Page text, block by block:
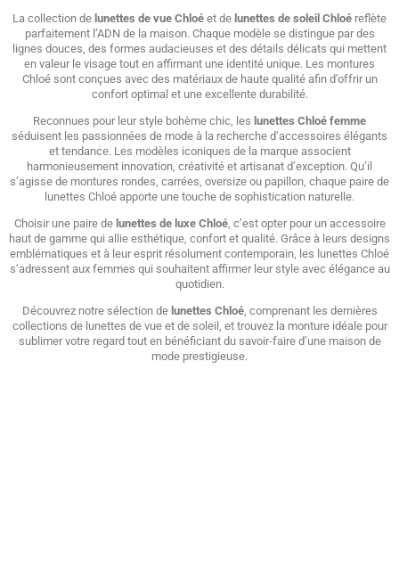
La collection de lunettes de vue Chloé et de lunettes de soleil Chloé reflète
parfaitement l’ADN de la maison. Chaque modèle se distingue par des
lignes douces, des formes audacieuses et des détails délicats qui mettent
en valeur le visage tout en affirmant une identité unique. Les montures
Chloé sont conçues avec des matériaux de haute qualité afin d’offrir un
confort optimal et une excellente durabilité.
Reconnues pour leur style bohème chic, les lunettes Chloé femme
séduisent les passionnées de mode à la recherche d’accessoires élégants
et tendance. Les modèles iconiques de la marque associent
harmonieusement innovation, créativité et artisanat d’exception. Qu’il
s’agisse de montures rondes, carrées, oversize ou papillon, chaque paire de
lunettes Chloé apporte une touche de sophistication naturelle.
Choisir une paire de lunettes de luxe Chloé, c’est opter pour un accessoire
haut de gamme qui allie esthétique, confort et qualité. Grâce à leurs designs
emblématiques et à leur esprit résolument contemporain, les lunettes Chloé
s’adressent aux femmes qui souhaitent affirmer leur style avec élégance au
quotidien.
Découvrez notre sélection de lunettes Chloé, comprenant les dernières
collections de lunettes de vue et de soleil, et trouvez la monture idéale pour
sublimer votre regard tout en bénéficiant du savoir-faire d’une maison de
mode prestigieuse.